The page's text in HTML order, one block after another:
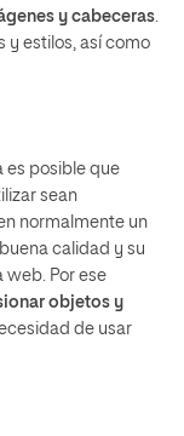
y cabeceras.
y estilos, así como
es posible que
sean
normalmente un
calidad y su
web. Por ese
objetos y
de usar